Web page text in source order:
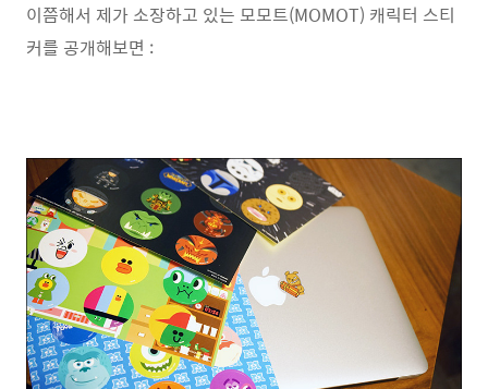
이쯤해서 제가 소장하고 있는 모모트(MOMOT) 캐릭터 스티
커를 공개해보면 :